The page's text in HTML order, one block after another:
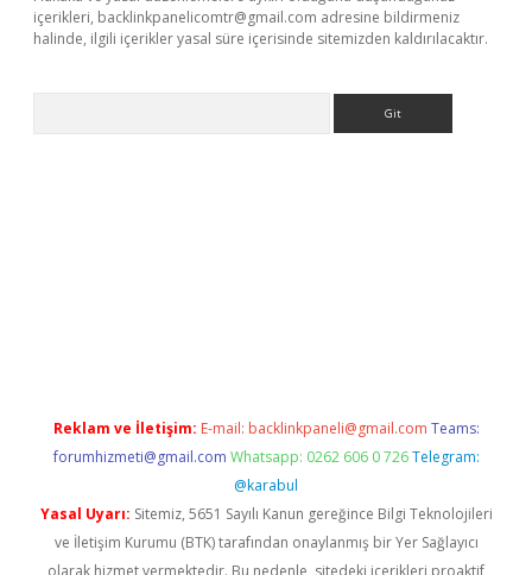
içerikleri, backlinkpanelicomtr@gmail.com adresine bildirmeniz
halinde, ilgili içerikler yasal süre içerisinde sitemizden kaldırılacaktır.
Reklam ve İletişim: E-mail: backlinkpaneli@gmail.com Teams:
forumhizmeti@gmail.com Whatsapp: 0262 606 0 726 Telegram:
@karabul
Yasal Uyarı: Sitemiz, 5651 Sayılı Kanun gereğince Bilgi Teknolojileri
ve İletişim Kurumu (BTK) tarafından onaylanmış bir Yer Sağlayıcı
olarak hizmet vermektedir. Bu nedenle, sitedeki içerikleri proaktif